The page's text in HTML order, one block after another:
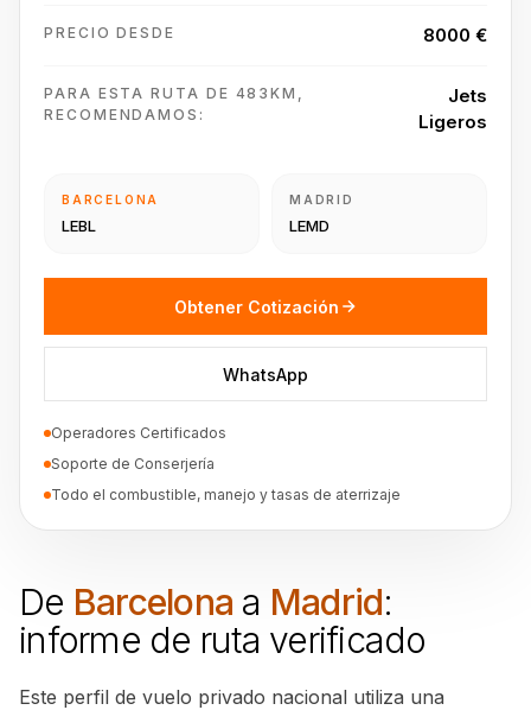
PRECIO DESDE 8000 €
PARA ESTA RUTA DE 483KM,
RECOMENDAMOS:
Jets
Ligeros
BARCELONA
LEBL
MADRID
LEMD
Obtener Cotización
WhatsApp
Operadores Certificados
Soporte de Conserjería
Todo el combustible, manejo y tasas de aterrizaje
De Barcelona a Madrid:
informe de ruta verificado
Este perfil de vuelo privado nacional utiliza una